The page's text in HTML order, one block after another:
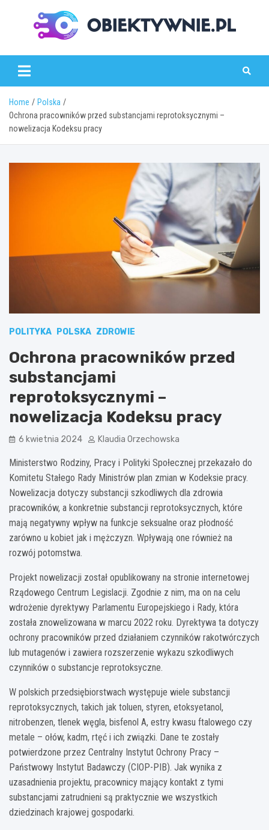
obiektywnie.pl
Home
Polska
Ochrona pracowników przed substancjami reprotoksycznymi –
nowelizacja Kodeksu pracy
POLITYKA POLSKA ZDROWIE
Ochrona pracowników przed
substancjami
reprotoksycznymi –
nowelizacja Kodeksu pracy
6 kwietnia 2024 Klaudia Orzechowska
Ministerstwo Rodziny, Pracy i Polityki Społecznej przekazało do
Komitetu Stałego Rady Ministrów plan zmian w Kodeksie pracy.
Nowelizacja dotyczy substancji szkodliwych dla zdrowia
pracowników, a konkretnie substancji reprotoksycznych, które
mają negatywny wpływ na funkcje seksualne oraz płodność
zarówno u kobiet jak i mężczyzn. Wpływają one również na
rozwój potomstwa.
Projekt nowelizacji został opublikowany na stronie internetowej
Rządowego Centrum Legislacji. Zgodnie z nim, ma on na celu
wdrożenie dyrektywy Parlamentu Europejskiego i Rady, która
została znowelizowana w marcu 2022 roku. Dyrektywa ta dotyczy
ochrony pracowników przed działaniem czynników rakotwórczych
lub mutagenów i zawiera rozszerzenie wykazu szkodliwych
czynników o substancje reprotoksyczne.
W polskich przedsiębiorstwach występuje wiele substancji
reprotoksycznych, takich jak toluen, styren, etoksyetanol,
nitrobenzen, tlenek węgla, bisfenol A, estry kwasu ftalowego czy
metale – ołów, kadm, rtęć i ich związki. Dane te zostały
potwierdzone przez Centralny Instytut Ochrony Pracy –
Państwowy Instytut Badawczy (CIOP-PIB). Jak wynika z
uzasadnienia projektu, pracownicy mający kontakt z tymi
substancjami zatrudnieni są praktycznie we wszystkich
dziedzinach krajowej gospodarki.